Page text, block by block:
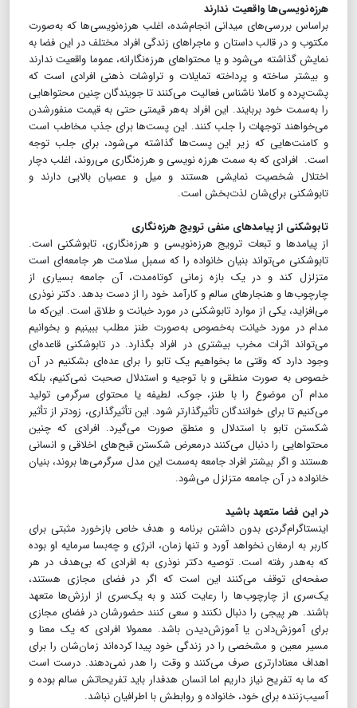
هرزه‌نویسی‌ها واقعیت ندارند
براساس بررسی‌های میدانی انجام‌شده، اغلب هرزه‌نویسی‌ها که به‌صورت
مکتوب و در قالب داستان و ماجراهای زندگی افراد مختلف در این فضا به
نمایش گذاشته می‌شود و یا محتواهای هرزه‌نگارانه، عموما واقعیت ندارند
و بیشتر ساخته و پرداخته تمایلات و تراوشات ذهنی افرادی است که
پشت‌پرده و کاملا ناشناس فعالیت می‌کنند تا جویندگان چنین محتواهایی
را به‌سمت خود بربایند. این افراد به‌هر قیمتی حتی به قیمت منفور‌شدن
می‌خواهند توجهات را جلب کنند. این پست‌ها برای جذب مخاطب است
و کامنت‌هایی که زیر این پست‌ها گذاشته می‌شود، برای جلب توجه
است. افرادی که به سمت هرزه نویسی و هرزه‌نگاری می‌روند، اغلب دچار
اختلال شخصیت نمایشی هستند و میل و عصیان بالایی دارند و
تابوشکنی برای‌شان لذت‌بخش است.
تابوشکنی از پیامدهای منفی ترویج هرزه‌نگاری
از پیامدها و تبعات ترویج هرزه‌نویسی و هرزه‌نگاری، تابوشکنی است.
تابوشکنی می‌تواند بنیان خانواده را که سمبل سلامت هر جامعه‌ای است
متزلزل کند و در یک بازه زمانی کوتاه‌مدت، آن جامعه بسیاری از
چارچوب‌ها و هنجارهای سالم و کارآمد خود را از دست بدهد. دکتر نوذری
می‌افزاید، یکی از موارد تابوشکنی در مورد خیانت و طلاق است. این‌که ما
مدام در مورد خیانت به‌خصوص به‌صورت طنز مطلب ببینیم و بخوانیم
می‌تواند اثرات مخرب بیشتری در افراد بگذارد. در تابوشکنی قاعده‌ای
وجود دارد که وقتی ما بخواهیم یک تابو را برای عده‌ای بشکنیم در آن
خصوص به صورت منطقی و با توجیه و استدلال صحبت نمی‌کنیم، بلکه
مدام آن موضوع را با طنز، جوک، لطیفه یا محتوای سرگرمی تولید
می‌کنیم تا برای خوانندگان تأثیرگذارتر شود. این تأثیرگذاری، زودتر از تأثیر
شکستن تابو با استدلال و منطق صورت می‌گیرد. افرادی که چنین
محتواهایی را دنبال می‌کنند در‌معرض شکستن قبح‌های اخلاقی و انسانی
هستند و اگر بیشتر افراد جامعه به‌سمت این مدل سرگرمی‌ها بروند، بنیان
خانواده در آن جامعه متزلزل می‌شود.
در این فضا متعهد باشید
اینستاگرام‌گردی بدون داشتن برنامه و هدف خاص بازخورد مثبتی برای
کاربر به ارمغان نخواهد آورد و تنها زمان، انرژی و چه‌بسا سرمایه او بوده
که به‌هدر رفته است. توصیه دکتر نوذری به افرادی که بی‌هدف در هر
صفحه‌ای توقف می‌کنند این است که اگر در فضای مجازی هستند،
یک‌سری از چارچوب‌ها را رعایت کنند و به یک‌سری از ارزش‌ها متعهد
باشند. هر پیجی را دنبال نکنند و سعی کنند حضورشان در فضای مجازی
برای آموزش‌دادن یا آموزش‌دیدن باشد. معمولا افرادی که یک معنا و
مسیر معین و مشخصی را در زندگی خود پیدا کرده‌اند زمان‌شان را برای
اهداف معنادارتری صرف می‌کنند و وقت را هدر نمی‌دهند. درست است
که ما به تفریح نیاز داریم اما انسان هدفدار باید تفریحاتش سالم بوده و
آسیب‌زننده برای خود، خانواده و روابطش با اطرافیان نباشد.